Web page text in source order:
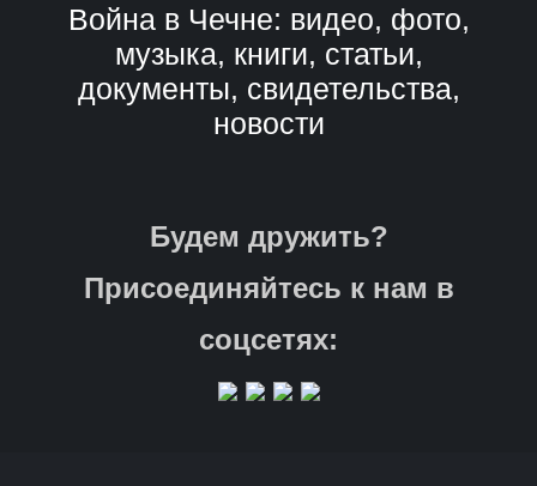
Война в Чечне: видео, фото,
музыка, книги, статьи,
документы, свидетельства,
новости
Будем дружить?
Присоединяйтесь к нам в
соцсетях: